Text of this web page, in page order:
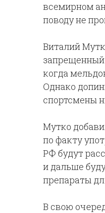
всемирном
поводу не
Виталий
запрещенный
когда
Однако
спортсмены
Мутко
по факту
РФ будут
и дальше
препараты
В свою